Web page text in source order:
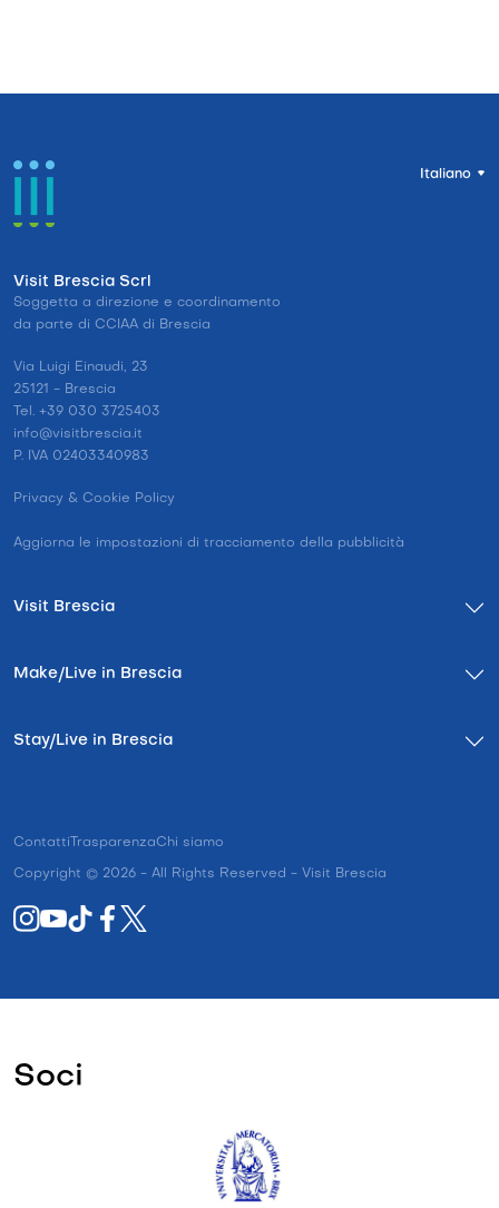
Italiano
Visit Brescia Scrl
Soggetta a direzione e coordinamento
da parte di CCIAA di Brescia
Via Luigi Einaudi, 23
25121 - Brescia
Tel. +39 030 3725403
info@visitbrescia.it
P. IVA 02403340983
Privacy & Cookie Policy
Aggiorna le impostazioni di tracciamento della pubblicità
Visit Brescia
Make/Live in Brescia
Stay/Live in Brescia
Contatti TrasparenzaChi siamo
Copyright © 2026 - All Rights Reserved - Visit Brescia
Soci